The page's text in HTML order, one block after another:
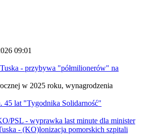
09:01
- przybywa "półmilionerów" na
w 2025 roku, wynagrodzenia
45 lat "Tygodnika Solidarność"
PSL - wyprawka last minute dla minister
- (KO)lonizacja pomorskich szpitali